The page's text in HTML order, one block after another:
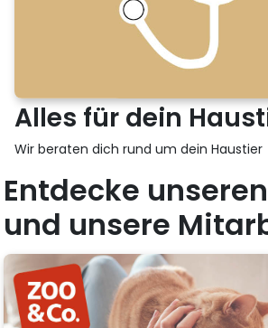
Alles für dein
Wir beraten dich rund um dein Haustier
Entdecke
und unsere